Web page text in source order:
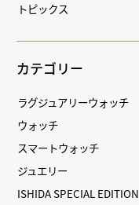
トピックス
カテゴリー
ラグジュアリーウォッチ
ウォッチ
スマートウォッチ
ジュエリー
ISHIDA SPECIAL EDITION